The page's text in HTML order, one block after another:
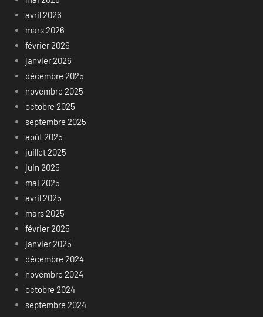
avril 2026
mars 2026
février 2026
janvier 2026
décembre 2025
novembre 2025
octobre 2025
septembre 2025
août 2025
juillet 2025
juin 2025
mai 2025
avril 2025
mars 2025
février 2025
janvier 2025
décembre 2024
novembre 2024
octobre 2024
septembre 2024